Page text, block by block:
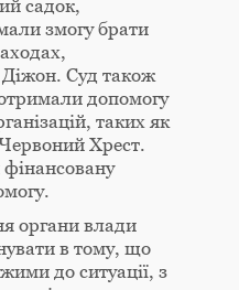
садок,
змогу брати
Суд також
допомогу
таких як
Хрест.
органи влади
в тому, що
до ситуації, з